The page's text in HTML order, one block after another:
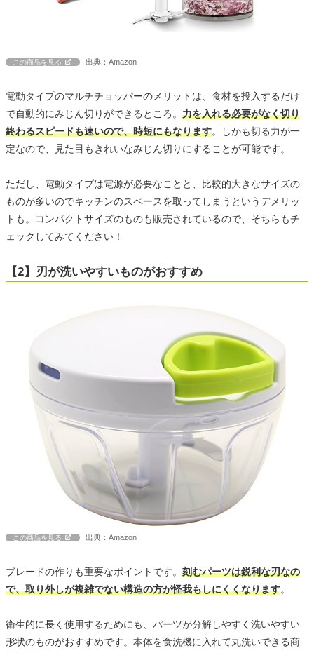
この商品を見る 出典：Amazon
電動タイプのマルチチョッパーのメリットは、食材を投入するだけ
で自動的にみじん切りができるところ。 力を入れる必要がなく切り
終わるスピードも速いので、時短にもなります。しかも切る力が一
定なので、見た目もきれいなみじん切りにすることが可能です。
ただし、電動タイプは電源が必要なことと、比較的大きなサイズの
ものが多いのでキッチンのスペースを取ってしまうというデメリッ
トも。コンパクトサイズのものも販売されているので、そちらもチ
ェックしてみてください！
【2】刃が洗いやすいものがおすすめ
この商品を見る 出典：Amazon
ブレードの作りも重要なポイントです。 刻むパーツは鋭利な刃なの
で、取り外しが複雑でない構造の方が怪我もしにくくなります。
衛生的に長く使用するためにも、パーツが分解しやすく洗いやすい
形状のものがおすすめです。本体を食洗機に入れて丸洗いできる商